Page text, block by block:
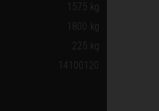
1575 kg
1800 kg
225 kg
14100120